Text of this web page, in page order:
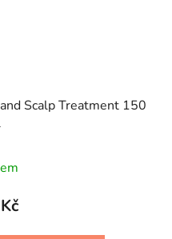
Scalp Treatment 150